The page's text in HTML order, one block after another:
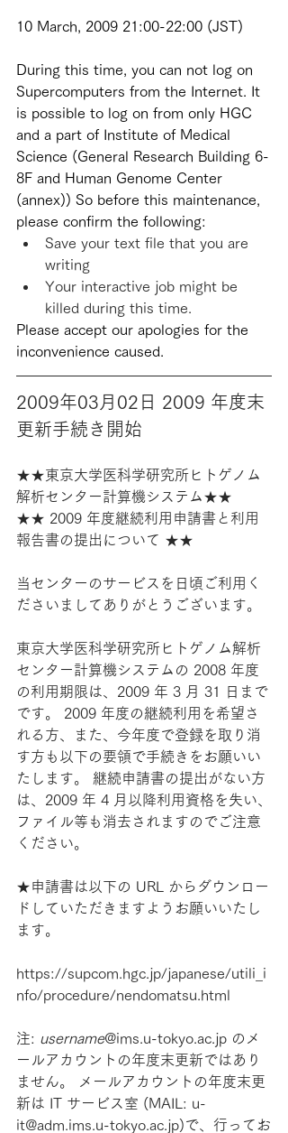
10 March, 2009 21:00-22:00 (JST)
During this time, you can not log on
Supercomputers from the Internet. It
is possible to log on from only HGC
and a part of Institute of Medical
Science (General Research Building 6-
8F and Human Genome Center
(annex)) So before this maintenance,
please confirm the following:
Save your text file that you are
writing
Your interactive job might be
killed during this time.
Please accept our apologies for the
inconvenience caused.
2009年03月02日 2009 年度末
更新手続き開始
★★東京大学医科学研究所ヒトゲノム
解析センター計算機システム★★
★★ 2009 年度継続利用申請書と利用
報告書の提出について ★★
当センターのサービスを日頃ご利用く
ださいましてありがとうございます。
東京大学医科学研究所ヒトゲノム解析
センター計算機システムの 2008 年度
の利用期限は、2009 年 3 月 31 日まで
です。 2009 年度の継続利用を希望さ
れる方、また、今年度で登録を取り消
す方も以下の要領で手続きをお願いい
たします。 継続申請書の提出がない方
は、2009 年 4 月以降利用資格を失い、
ファイル等も消去されますのでご注意
ください。
★申請書は以下の URL からダウンロー
ドしていただきますようお願いいたし
ます。
https://supcom.hgc.jp/japanese/utili_i
nfo/procedure/nendomatsu.html
注: username@ims.u-tokyo.ac.jp のメ
ールアカウントの年度末更新ではあり
ません。 メールアカウントの年度末更
新は IT サービス室 (MAIL: u-
it@adm.ims.u-tokyo.ac.jp)で、行ってお